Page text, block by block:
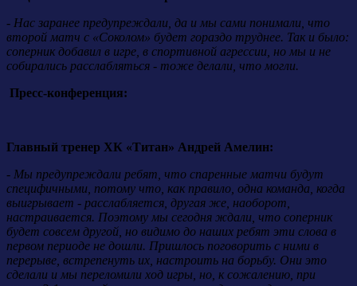
- Нас заранее предупреждали, да и мы сами понимали, что
второй матч с «Соколом» будет гораздо труднее. Так и было:
соперник добавил в игре, в спортивной агрессии, но мы и не
собирались расслабляться - тоже делали, что могли.
Пресс-конференция:
Главный тренер ХК «Титан» Андрей Амелин:
- Мы предупреждали ребят, что спаренные матчи будут
специфичными, потому что, как правило, одна команда, когда
выигрывает - расслабляется, другая же, наоборот,
настраивается. Поэтому мы сегодня ждали, что соперник
будет совсем другой, но видимо до наших ребят эти слова в
первом периоде не дошли. Пришлось поговорить с ними в
перерыве, встрепенуть их, настроить на борьбу. Они это
сделали и мы переломили ход игры, но, к сожалению, при